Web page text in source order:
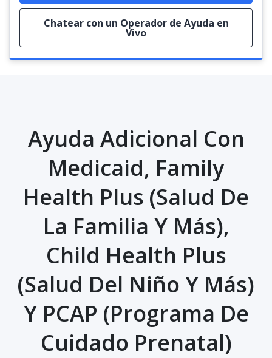
Chatear con un Operador de Ayuda en
Vivo
Ayuda Adicional Con
Medicaid, Family
Health Plus (Salud De
La Familia Y Más),
Child Health Plus
(Salud Del Niño Y Más)
Y PCAP (Programa De
Cuidado Prenatal)